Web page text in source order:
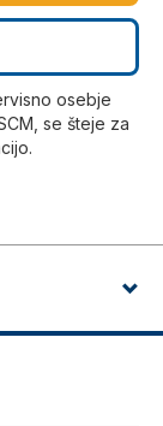
osebje
se šteje za